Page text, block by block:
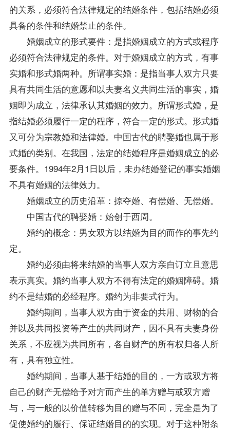
的关系，必须符合法律规定的结婚条件，包括结婚必须
具备的条件和结婚禁止的条件。
婚姻成立的形式要件：是指婚姻成立的方式或程序
必须符合法律规定的条件。对于婚姻成立的方式，有事
实婚和形式婚两种。所谓事实婚：是指当事人双方只要
具有共同生活的意愿和以夫妻名义共同生活的事实，婚
姻即为成立，法律承认其婚姻的效力。所谓形式婚，是
指结婚必须履行一定的程序，符合一定的形式。形式婚
又可分为宗教婚和法律婚。中国古代的聘娶婚也属于形
式婚的类别。在我国，法定的结婚程序是婚姻成立的必
要条件。1994年2月1日以后，未办结婚登记的事实婚姻
不具有婚姻的法律效力。
婚姻成立的历史沿革：掠夺婚、有偿婚、无偿婚。
中国古代的聘娶婚：始创于西周。
婚约的概念：男女双方以结婚为目的而作的事先约
定。
婚约必须由将来结婚的当事人双方亲自订立且意思
表示真实。婚约当事人双方不得有法定的婚姻障碍。婚
约不是结婚的必经程序。婚约为非要式行为。
婚约期间，当事人双方由于资金的共用、财物的合
并以及共同投资等产生的共同财产，因不具有夫妻身份
关系，不应视为共同所有，各自财产的所有权归各人所
有，具有独立性。
婚约期间，当事人基于结婚的目的，一方或双方将
自己的财产无偿给予对方而产生的单方赠与或双方赠
与，与一般的以价值转移为目的赠与不同，完全是为了
促使婚约的履行、保证结婚目的的实现。对于这种附条